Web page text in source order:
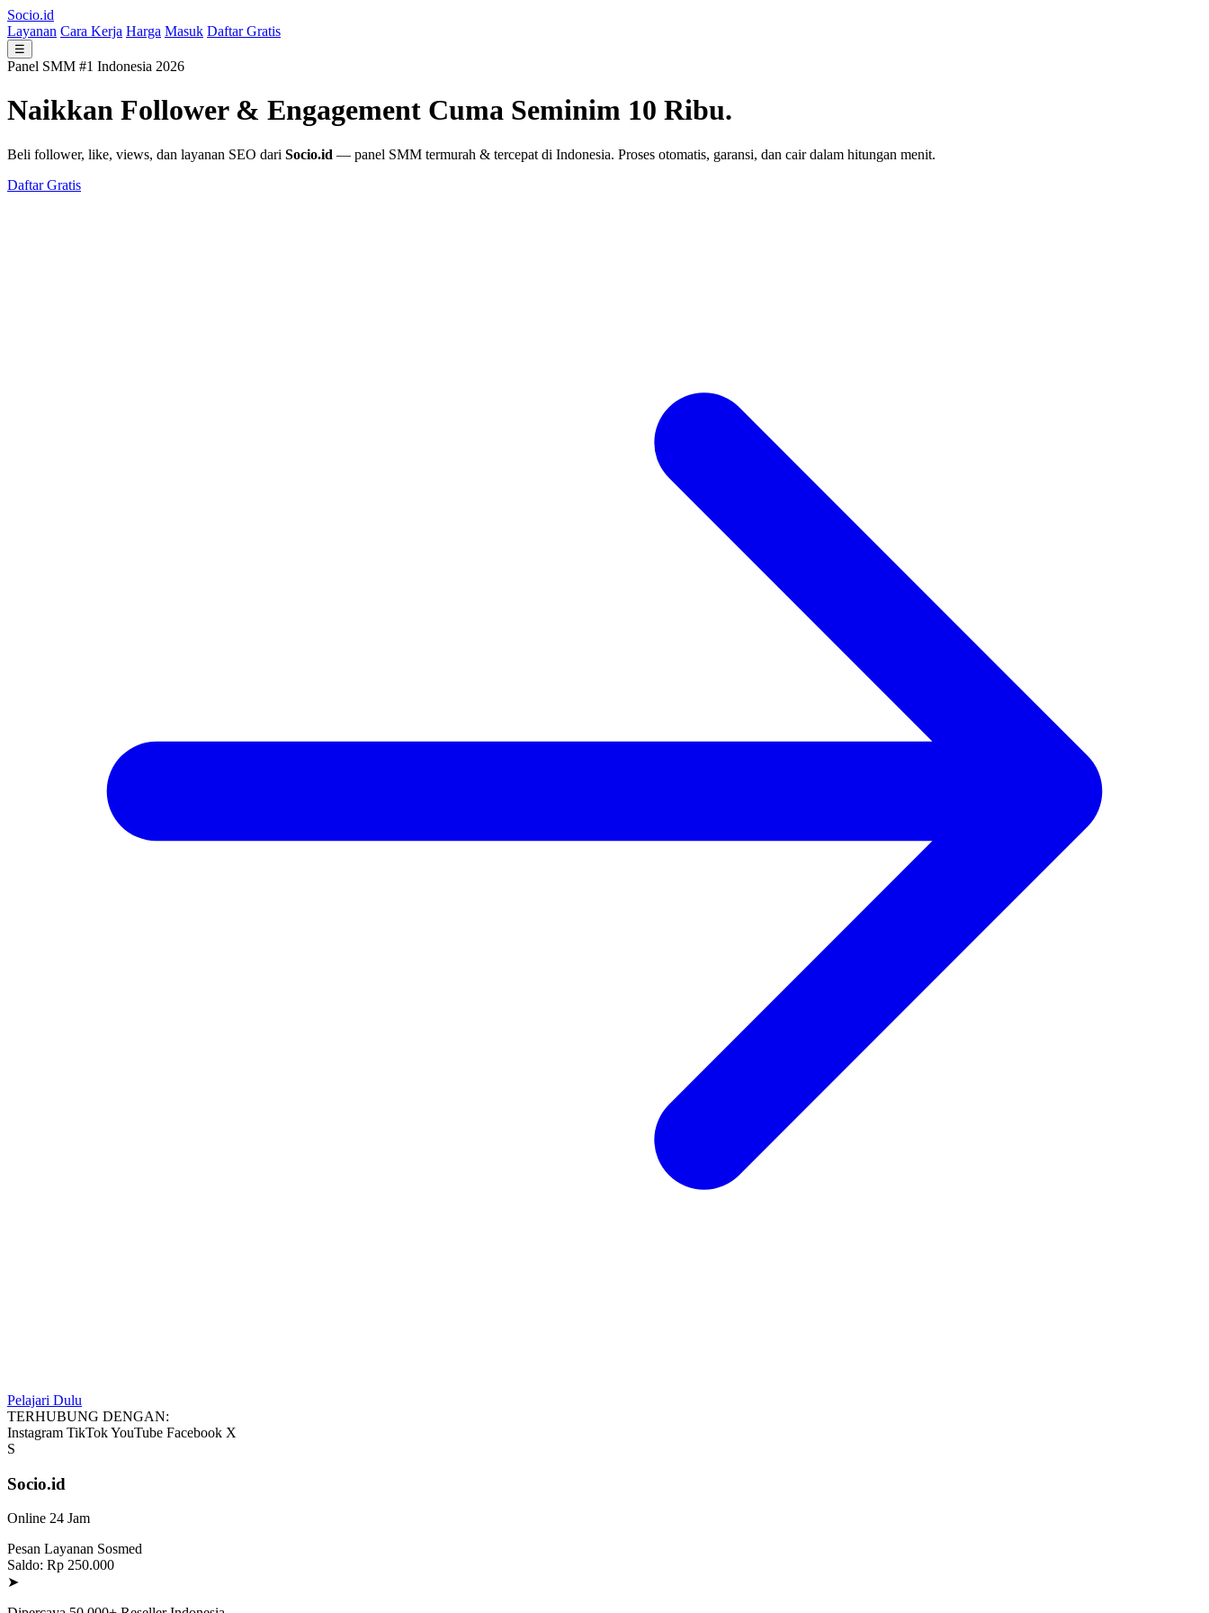
Socio.id
Layanan Cara Kerja Harga Masuk Daftar Gratis
☰
Panel SMM #1 Indonesia 2026
Naikkan Follower & Engagement Cuma Seminim 10 Ribu.
Beli follower, like, views, dan layanan SEO dari Socio.id — panel SMM termurah & tercepat di Indonesia. Proses otomatis, garansi, dan cair dalam hitungan menit.
Daftar Gratis
Pelajari Dulu
TERHUBUNG DENGAN:
Instagram TikTokYouTube Facebook X
S
Socio.id
Online 24 Jam
Pesan Layanan Sosmed
Saldo: Rp 250.000
➤